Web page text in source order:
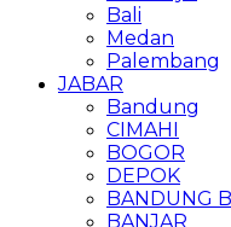
Bali
Medan
Palembang
JABAR
Bandung
CIMAHI
BOGOR
DEPOK
BANDUNG
BANJAR